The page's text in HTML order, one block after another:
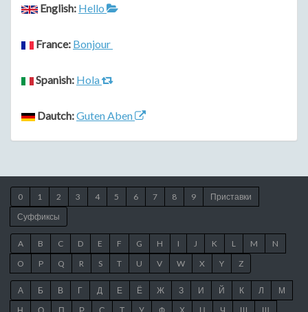
English: Hello
France: Bonjour
Spanish: Hola
Dautch:Guten Aben
0 1 2 3 4 5 6 7 8 9
Приставки
Суффиксы
A B C D E F G H I J K L M
N
O
P Q R S T U V W X Y Z
А Б В Г Д Е Ё Ж З И Й К Л
М